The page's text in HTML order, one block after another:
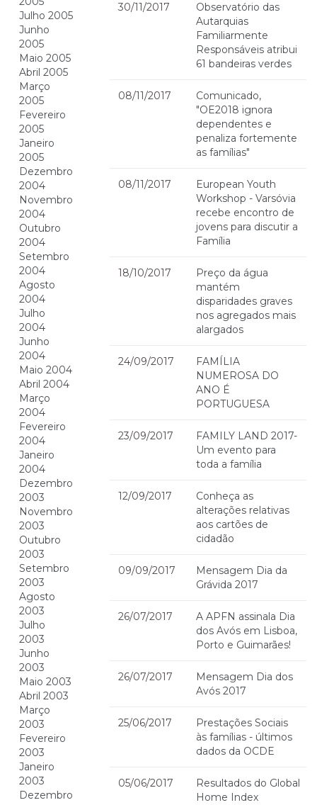
Julho 2005
Junho
2005
Maio 2005
Abril 2005
Março
2005
Fevereiro
2005
Janeiro
2005
Dezembro
2004
Novembro
2004
Outubro
2004
Setembro
2004
Agosto
2004
Julho
2004
Junho
2004
Maio 2004
Abril 2004
Março
2004
Fevereiro
2004
Janeiro
2004
Dezembro
2003
Novembro
2003
Outubro
2003
Setembro
2003
Agosto
2003
Julho
2003
Junho
2003
Maio 2003
Abril 2003
Março
2003
Fevereiro
2003
Janeiro
2003
Dezembro
30/11/2017
Observatório das
Autarquias
Familiarmente
Responsáveis atribui
61 bandeiras verdes
08/11/2017
Comunicado,
"OE2018 ignora
dependentes e
penaliza fortemente
as famílias"
08/11/2017
European Youth
Workshop - Varsóvia
recebe encontro de
jovens para discutir a
Família
18/10/2017
Preço da água
mantém
disparidades graves
nos agregados mais
alargados
24/09/2017
FAMÍLIA
NUMEROSA DO
ANO É
PORTUGUESA
23/09/2017
FAMILY LAND 2017-
Um evento para
toda a família
12/09/2017
Conheça as
alterações relativas
aos cartões de
cidadão
09/09/2017
Mensagem Dia da
Grávida 2017
26/07/2017
A APFN assinala Dia
dos Avós em Lisboa,
Porto e Guimarães!
26/07/2017
Mensagem Dia dos
Avós 2017
25/06/2017
Prestações Sociais
às famílias - últimos
dados da OCDE
05/06/2017
Resultados do Global
Home Index